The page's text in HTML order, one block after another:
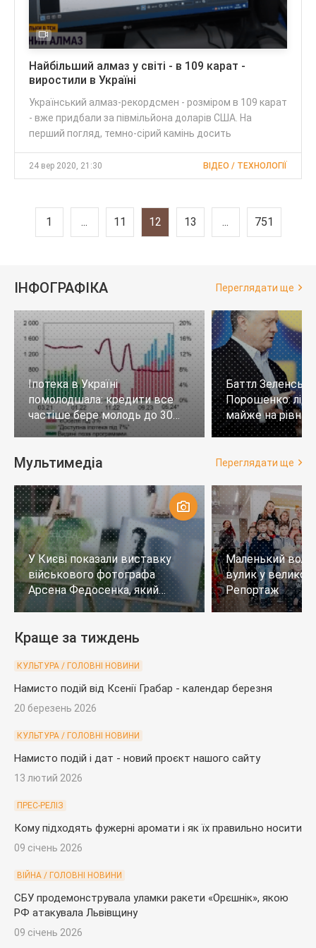
Найбільший алмаз у світі - в 109 карат -
виростили в Україні
Український алмаз-рекордсмен - розміром в 109 карат
- вже придбали за півмільйона доларів США. На
перший погляд, темно-сірий камінь досить
24 вер 2020, 21:30 ВІДЕО / ТЕХНОЛОГІЇ
1 ... 11 12 13 ... 751
ІНФОГРАФІКА Переглядати ще
Іпотека в Україні
помолодшала: кредити все
частіше бере молодь до 30
років
Баттл
Порошенко:
майже на
тих, хто не
Мультимедіа Переглядати ще
У Києві показали виставку
військового фотографа
Арсена Федосенка, який
загинув на війні
Маленький
вулик у
Репортаж
Краще за тиждень
КУЛЬТУРА / ГОЛОВНІ НОВИНИ
Намисто подій від Ксенії Грабар - календар березня
20 березень 2026
КУЛЬТУРА / ГОЛОВНІ НОВИНИ
Намисто подій і дат - новий проєкт нашого сайту
13 лютий 2026
ПРЕС-РЕЛІЗ
Кому підходять фужерні аромати і як їх правильно носити
09 січень 2026
ВІЙНА / ГОЛОВНІ НОВИНИ
СБУ продемонструвала уламки ракети «Орєшнік», якою
РФ атакувала Львівщину
09 січень 2026